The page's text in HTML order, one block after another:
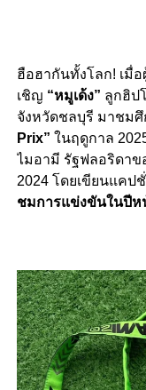
ฮือฮากันทั้งโลก! เมื่
เชิญ “หมูเด้ง” ลูกฮิป
จังหวัดชลบุรี มาชม
Prix” ในฤดูกาล
ไมอามี รัฐฟลอริดาข
2024 โดยเขียนแคป
ชมการแข่งขันในปีห